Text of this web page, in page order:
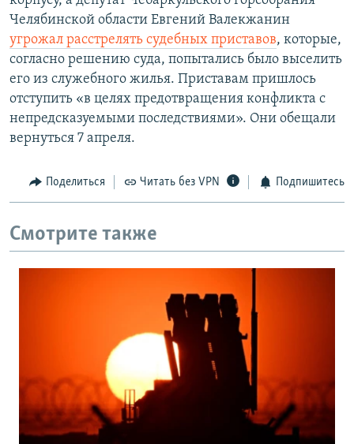
Челябинской области Евгений Валекжанин
угрожал расстрелять судебных приставов, которые,
согласно решению суда, попытались было выселить
его из служебного жилья. Приставам пришлось
отступить «в целях предотвращения конфликта с
непредсказуемыми последствиями». Они обещали
вернуться 7 апреля.
Поделиться Читать без VPN Подпишитесь
Смотрите также